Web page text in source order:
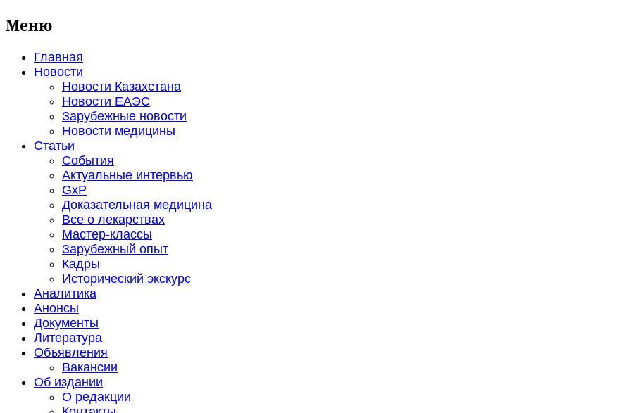
Меню
Главная
Новости
Новости Казахстана
Новости ЕАЭС
Зарубежные новости
Новости медицины
Статьи
События
Актуальные интервью
GxP
Доказательная медицина
Все о лекарствах
Мастер-классы
Зарубежный опыт
Кадры
Исторический экскурс
Аналитика
Анонсы
Документы
Литература
Объявления
Вакансии
Об издании
О редакции